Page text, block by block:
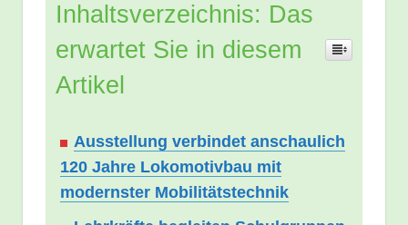
Inhaltsverzeichnis: Das
erwartet Sie in diesem
Artikel
Ausstellung verbindet anschaulich
120 Jahre Lokomotivbau mit
modernster Mobilitätstechnik